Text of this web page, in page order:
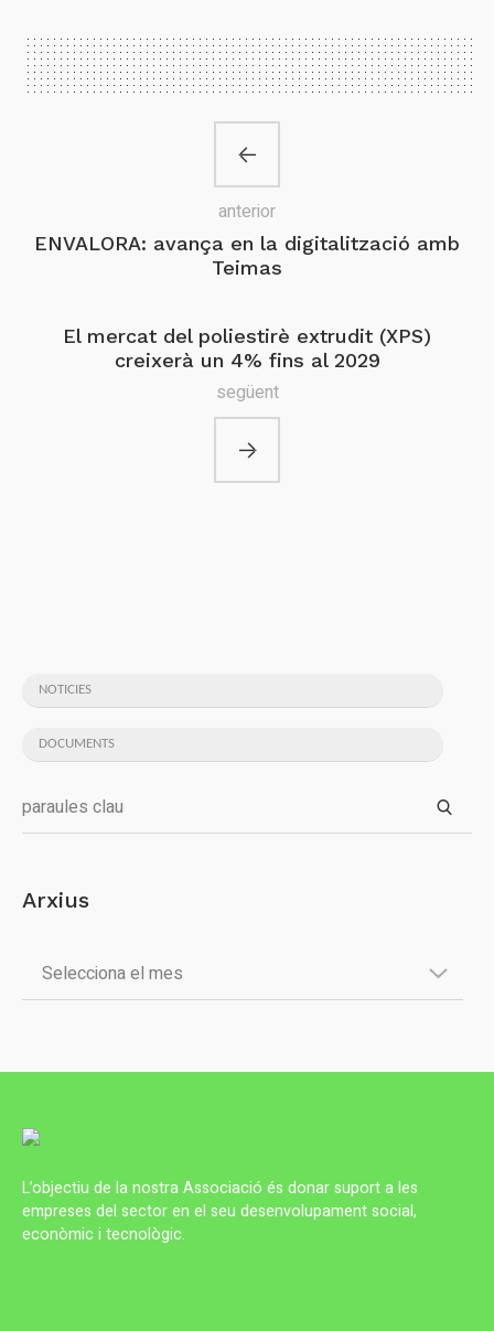
ENVALORA: avança en la digitalització amb
Teimas
anterior
El mercat del poliestirè extrudit (XPS)
creixerà un 4% fins al 2029
següent
NOTICIES
DOCUMENTS
Arxius
L’objectiu de la nostra Associació és donar suport a les
empreses del sector en el seu desenvolupament social,
econòmic i tecnològic.